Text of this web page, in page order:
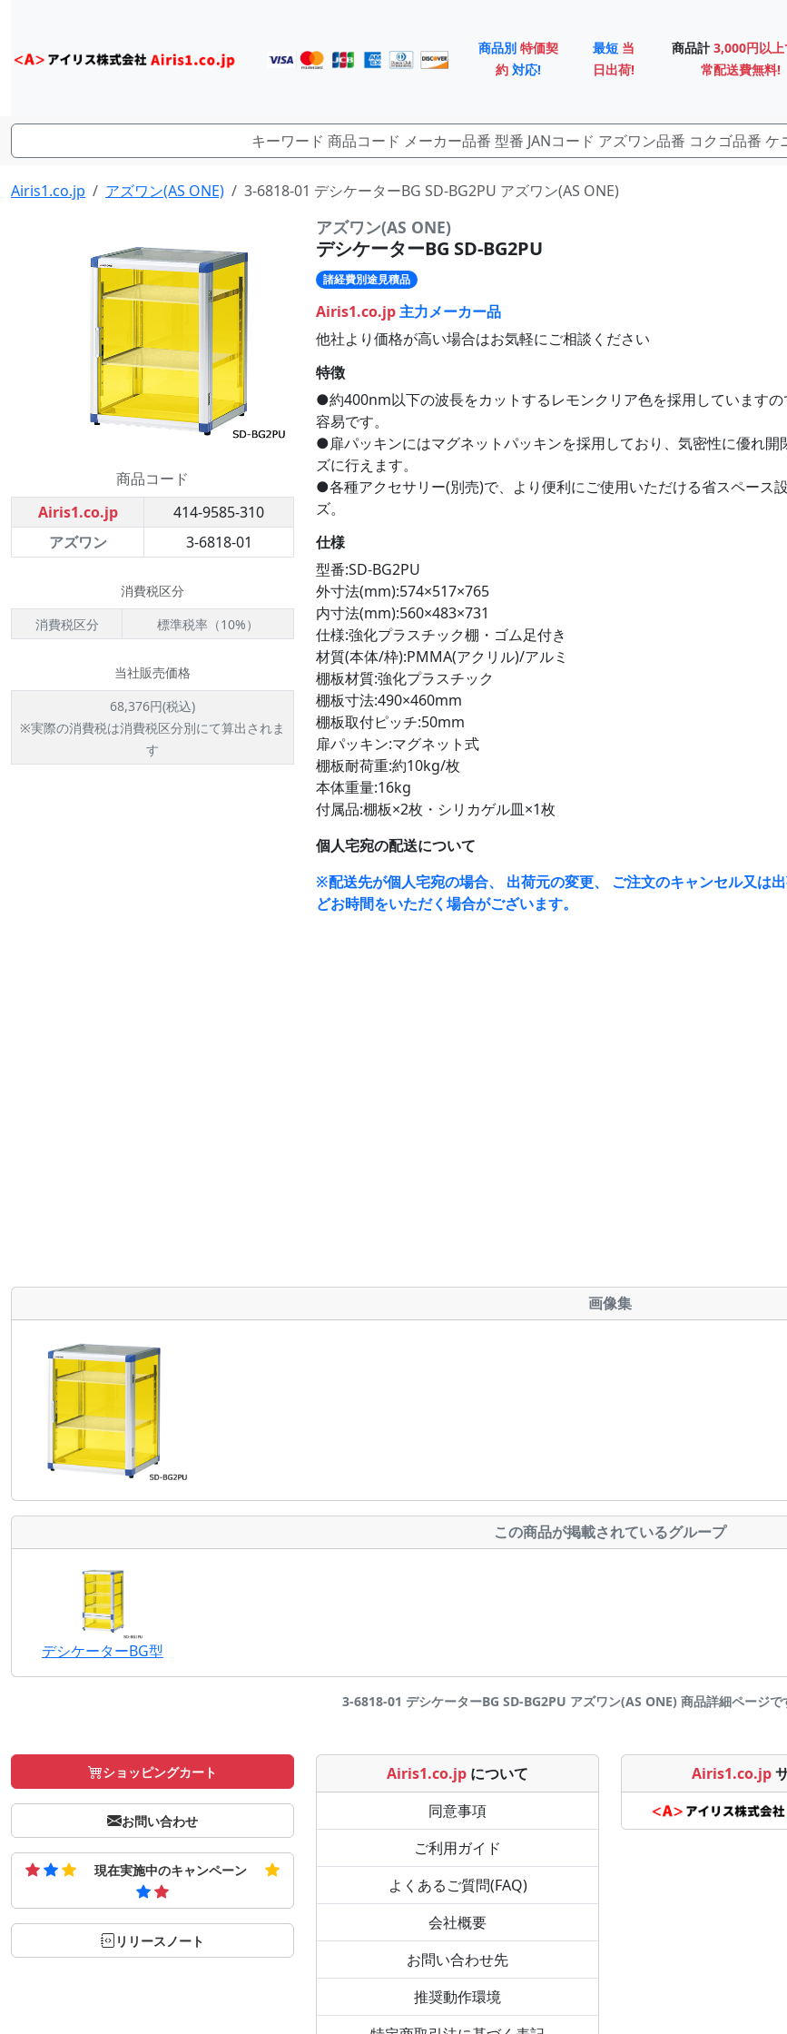
商品別 特価契
約 対応!
最短 当
日出荷!
商品計 3,000円以
常配送費無料!
Airis1.co.jp アズワン(AS ONE) 3-6818-01 デシケーターBG SD-BG2PU アズワン(AS ONE)
商品コード
Airis1.co.jp
414-9585-310
アズワン
3-6818-01
消費税区分
消費税区分
標準税率（10%）
当社販売価格
68,376円(税込)
※実際の消費税は消費税区分別にて算出されま
す
アズワン(AS ONE)
デシケーターBG SD-BG2PU
諸経費別途見積品
Airis1.co.jp主力メーカー品
他社より価格が高い場合はお気軽にご相談ください
特徴
●約400nm以下の波長をカットするレモンクリア色を採用していますの
容易です。
●扉パッキンにはマグネットパッキンを採用しており、気密性に優れ開
ズに行えます。
●各種アクセサリー(別売)で、より便利にご使用いただける省スペース
ズ。
仕様
型番:SD-BG2PU
外寸法(mm):574×517×765
内寸法(mm):560×483×731
仕様:強化プラスチック棚・ゴム足付き
材質(本体/枠):PMMA(アクリル)/アルミ
棚板材質:強化プラスチック
棚板寸法:490×460mm
棚板取付ピッチ:50mm
扉パッキン:マグネット式
棚板耐荷重:約10kg/枚
本体重量:16kg
付属品:棚板×2枚・シリカゲル皿×1枚
個人宅宛の配送について
※配送先が個人宅宛の場合、 出荷元の変更、 ご注文のキャンセル又は
どお時間をいただく場合がございます。
画像集
この商品が掲載されているグループ
デシケーターBG型
3-6818-01 デシケーターBG SD-BG2PU アズワン(AS ONE) 商品詳細ページ
ショッピングカート
お問い合わせ
現在実施中のキャンペーン
リリースノート
Airis1.co.jp について
同意事項
ご利用ガイド
よくあるご質問(FAQ)
会社概要
お問い合わせ先
推奨動作環境
Airis1.co.jp